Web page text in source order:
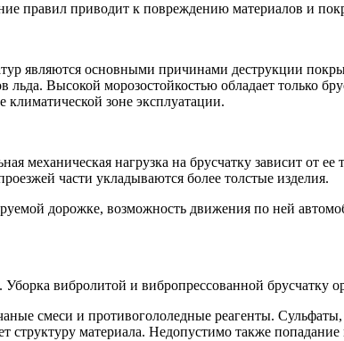
правил приводит к повреждению материалов и
являются основными причинами деструкции
льда. Высокой морозостойкостью обладает только
зоне эксплуатации.
механическая нагрузка на брусчатку зависит от
части укладываются более толстые изделия.
дорожке, возможность движения по ней
вибролитой и вибропрессованной
смеси и противогололедные реагенты.
материала. Недопустимо также